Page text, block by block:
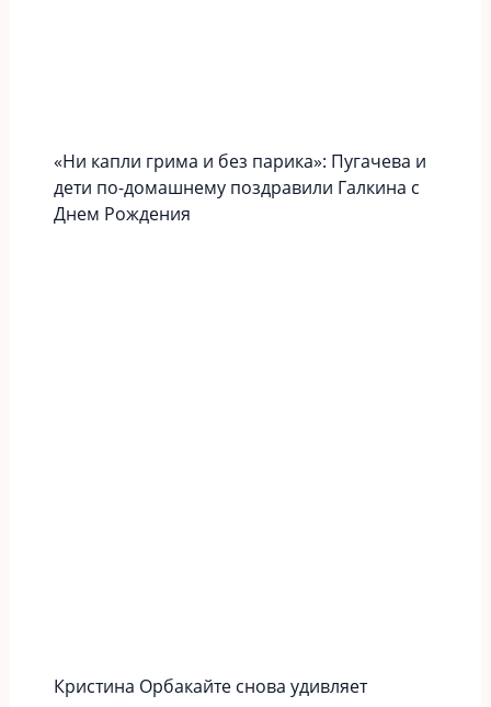
«Ни капли грима и без парика»: Пугачева и
дети по-домашнему поздравили Галкина с
Днем Рождения
Кристина Орбакайте снова удивляет